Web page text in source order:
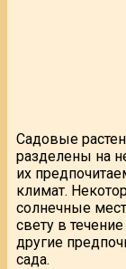
Садовые
разделены на
их
климат.
солнечные
свету в
другие
сада.